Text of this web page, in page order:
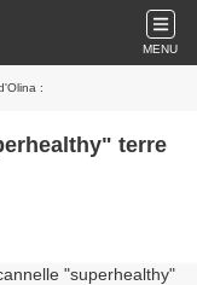
MENU
:
terre